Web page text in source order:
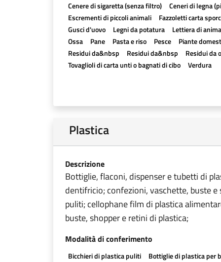
Cenere di sigaretta (senza filtro)
Ceneri di legna
Escrementi di piccoli animali
Fazzoletti carta
Gusci d'uovo
Legni da potatura Lettiera di
Ossa
Pane Pasta e riso Pesce Piante
Residui da&nbsp
Residui da&nbsp Residui da
Tovaglioli di carta unti o bagnati di cibo
Verdura
Plastica
Descrizione
Bottiglie, flaconi, dispenser e tubetti di
dentifricio; confezioni, vaschette, buste
puliti; cellophane film di plastica
buste, shopper e retini di plastica;
Modalità di conferimento
Bicchieri di plastica puliti Bottiglie di plastica per